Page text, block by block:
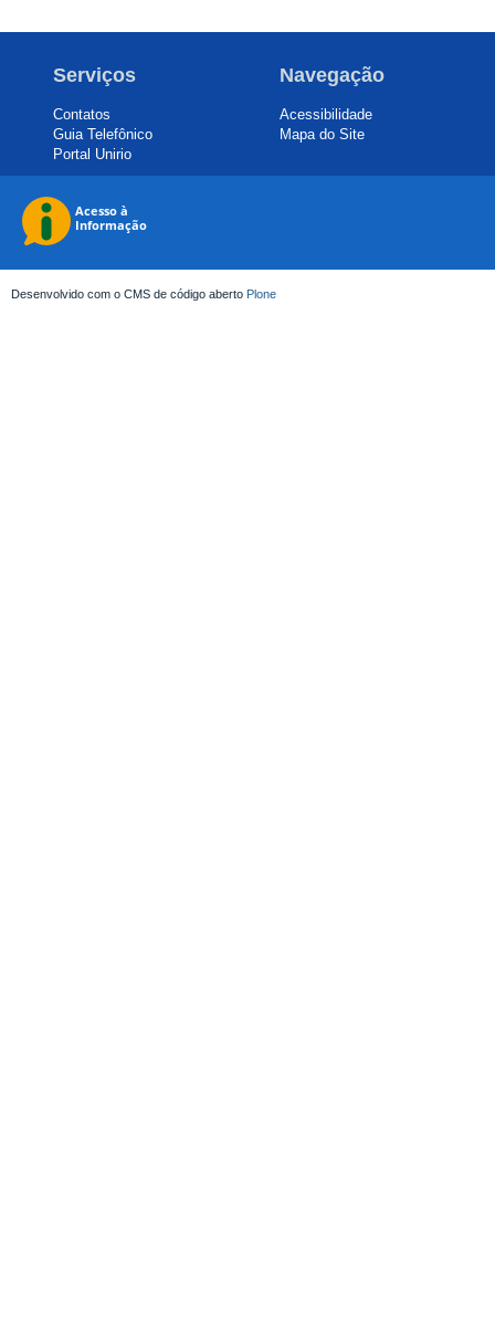
Serviços
Contatos
Guia Telefônico
Portal Unirio
Navegação
Acessibilidade
Mapa do Site
Desenvolvido com o CMS de código aberto Plone